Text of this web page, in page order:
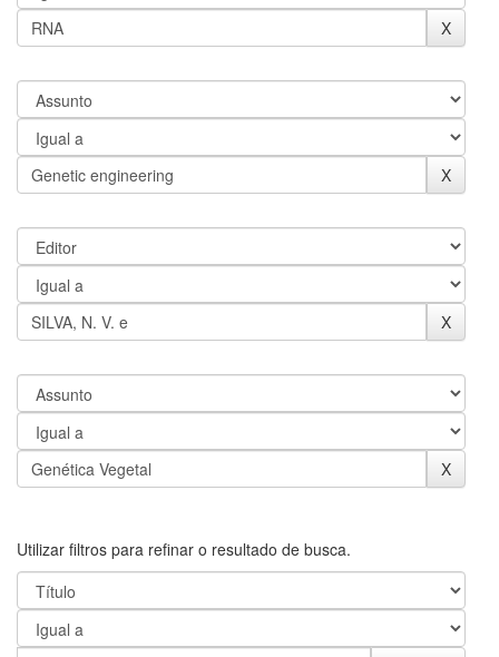
Utilizar filtros para refinar o resultado de busca.